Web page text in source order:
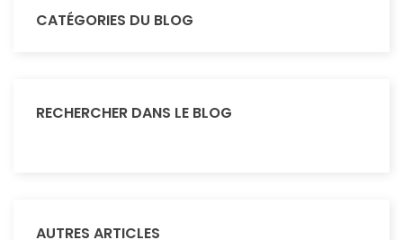
CATÉGORIES DU BLOG
RECHERCHER DANS LE BLOG
AUTRES ARTICLES